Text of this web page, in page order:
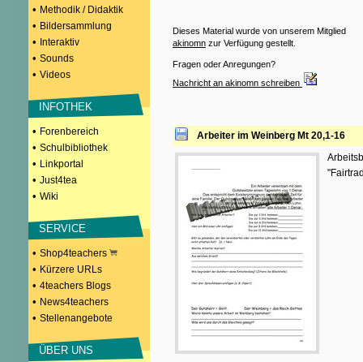
• Methodik / Didaktik
• Bildersammlung
• Interaktiv
• Sounds
• Videos
INFOTHEK
• Forenbereich
• Schulbibliothek
• Linkportal
• Just4tea
• Wiki
SERVICE
• Shop4teachers
• Kürzere URLs
• 4teachers Blogs
• News4teachers
• Stellenangebote
ÜBER UNS
Dieses Material wurde von unserem Mitglied
akinomn zur Verfügung gestellt.
Fragen oder Anregungen?
Nachricht an akinomn schreiben
Arbeiter im Weinberg Mt 20,1-16